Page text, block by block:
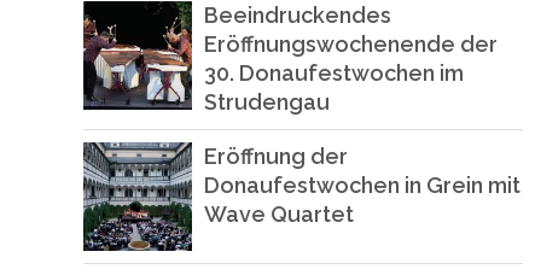
Beeindruckendes
Eröffnungswochenende der
30. Donaufestwochen im
Strudengau
Eröffnung der
Donaufestwochen in Grein mit
Wave Quartet